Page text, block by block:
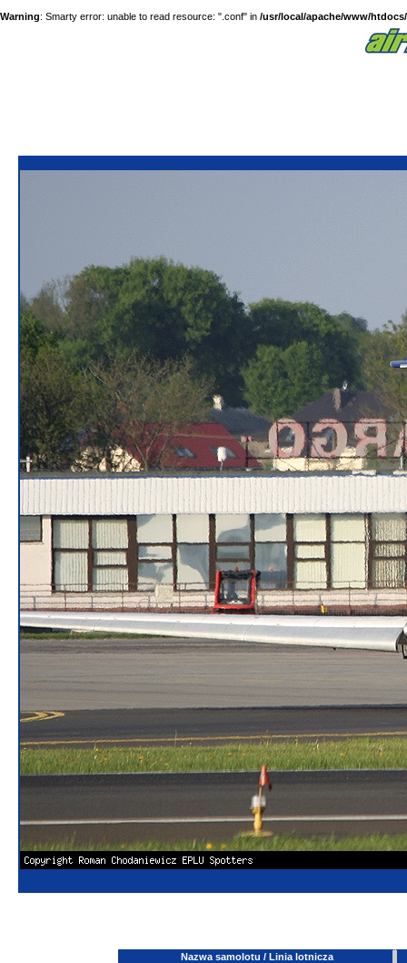
Warning: Smarty error: unable to read resource: ".conf" in /usr/local/apache/www/
Nazwa samolotu / Linia lotnicza